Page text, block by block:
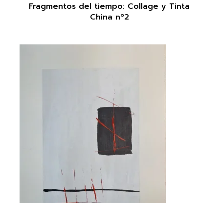
Fragmentos del tiempo: Collage y Tinta
China nº2